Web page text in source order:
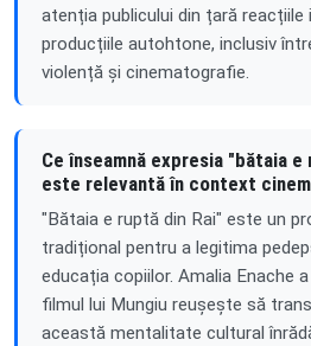
atenția publicului din țară
producțiile autohtone, inclusiv
violență și cinematografie.
Ce înseamnă expresia "bătaia
este relevantă în context
"Bătaia e ruptă din Rai" este un
tradițional pentru a legitima
educația copiilor. Amalia Enache
filmul lui Mungiu reușește să
această mentalitate cultural